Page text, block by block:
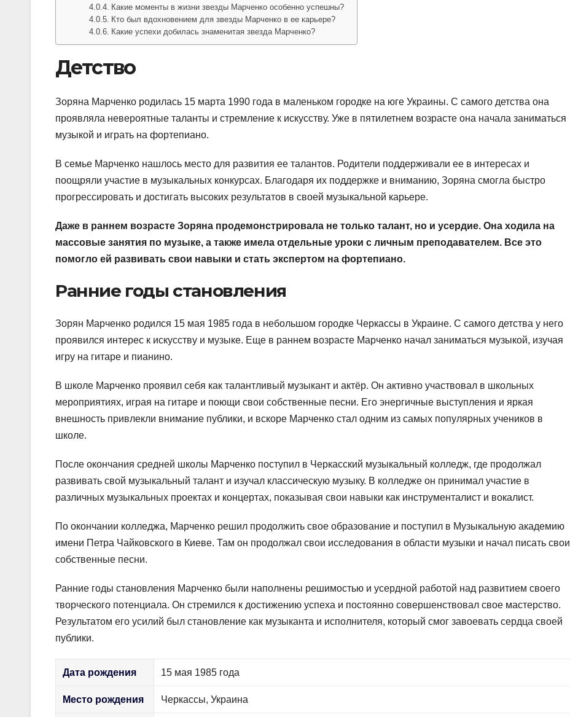
Какие моменты в жизни звезды Марченко особенно успешны?
Кто был вдохновением для звезды Марченко в ее карьере?
Какие успехи добилась знаменитая звезда Марченко?
Детство
Зоряна Марченко родилась 15 марта 1990 года в маленьком городке на юге Украины. С самого детства она
проявляла невероятные таланты и стремление к искусству. Уже в пятилетнем возрасте она начала заниматься
музыкой и играть на фортепиано.
В семье Марченко нашлось место для развития ее талантов. Родители поддерживали ее в интересах и
поощряли участие в музыкальных конкурсах. Благодаря их поддержке и вниманию, Зоряна смогла быстро
прогрессировать и достигать высоких результатов в своей музыкальной карьере.
Даже в раннем возрасте Зоряна продемонстрировала не только талант, но и усердие. Она ходила на
массовые занятия по музыке, а также имела отдельные уроки с личным преподавателем. Все это
помогло ей развивать свои навыки и стать экспертом на фортепиано.
Ранние годы становления
Зорян Марченко родился 15 мая 1985 года в небольшом городке Черкассы в Украине. С самого детства у него
проявился интерес к искусству и музыке. Еще в раннем возрасте Марченко начал заниматься музыкой, изучая
игру на гитаре и пианино.
В школе Марченко проявил себя как талантливый музыкант и актёр. Он активно участвовал в школьных
мероприятиях, играя на гитаре и поющи свои собственные песни. Его энергичные выступления и яркая
внешность привлекли внимание публики, и вскоре Марченко стал одним из самых популярных учеников в
школе.
После окончания средней школы Марченко поступил в Черкасский музыкальный колледж, где продолжал
развивать свой музыкальный талант и изучал классическую музыку. В колледже он принимал участие в
различных музыкальных проектах и концертах, показывая свои навыки как инструменталист и вокалист.
По окончании колледжа, Марченко решил продолжить свое образование и поступил в Музыкальную академию
имени Петра Чайковского в Киеве. Там он продолжал свои исследования в области музыки и начал писать свои
собственные песни.
Ранние годы становления Марченко были наполнены решимостью и усердной работой над развитием своего
творческого потенциала. Он стремился к достижению успеха и постоянно совершенствовал свое мастерство.
Результатом его усилий был становление как музыканта и исполнителя, который смог завоевать сердца своей
публики.
Дата рождения 15 мая 1985 года
Место рождения Черкассы, Украина